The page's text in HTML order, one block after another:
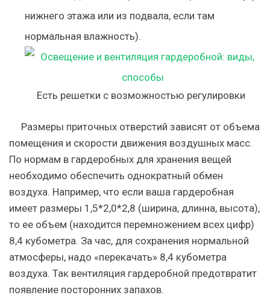
нижнего этажа или из подвала, если там
нормальная влажность).
Есть решетки с возможностью регулировки
Размеры приточных отверстий зависят от объема
помещения и скорости движения воздушных масс.
По нормам в гардеробных для хранения вещей
необходимо обеспечить однократный обмен
воздуха. Например, что если ваша гардеробная
имеет размеры 1,5*2,0*2,8 (ширина, длинна, высота),
то ее объем (находится перемножением всех цифр)
8,4 кубометра. За час, для сохранения нормальной
атмосферы, надо «перекачать» 8,4 кубометра
воздуха. Так вентиляция гардеробной предотвратит
появление посторонних запахов.